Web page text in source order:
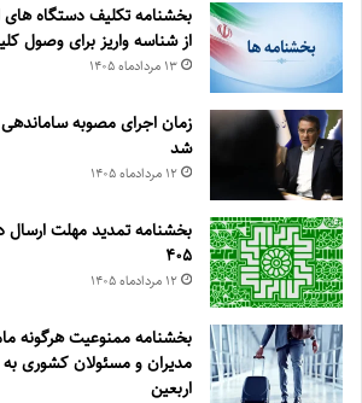
بخشنامه تکلیف دستگاه های
از شناسه واریز برای وصول
۱۳ مرداد‌ماه ۱۴۰۵
زمان اجرای مصوبه
شد
۱۲ مرداد‌ماه ۱۴۰۵
بخشنامه تمدید مهلت ارسال
۴۰۵
۱۲ مرداد‌ماه ۱۴۰۵
بخشنامه ممنوعیت هرگونه
مدیران و مسئولان کشوری به
اربعین